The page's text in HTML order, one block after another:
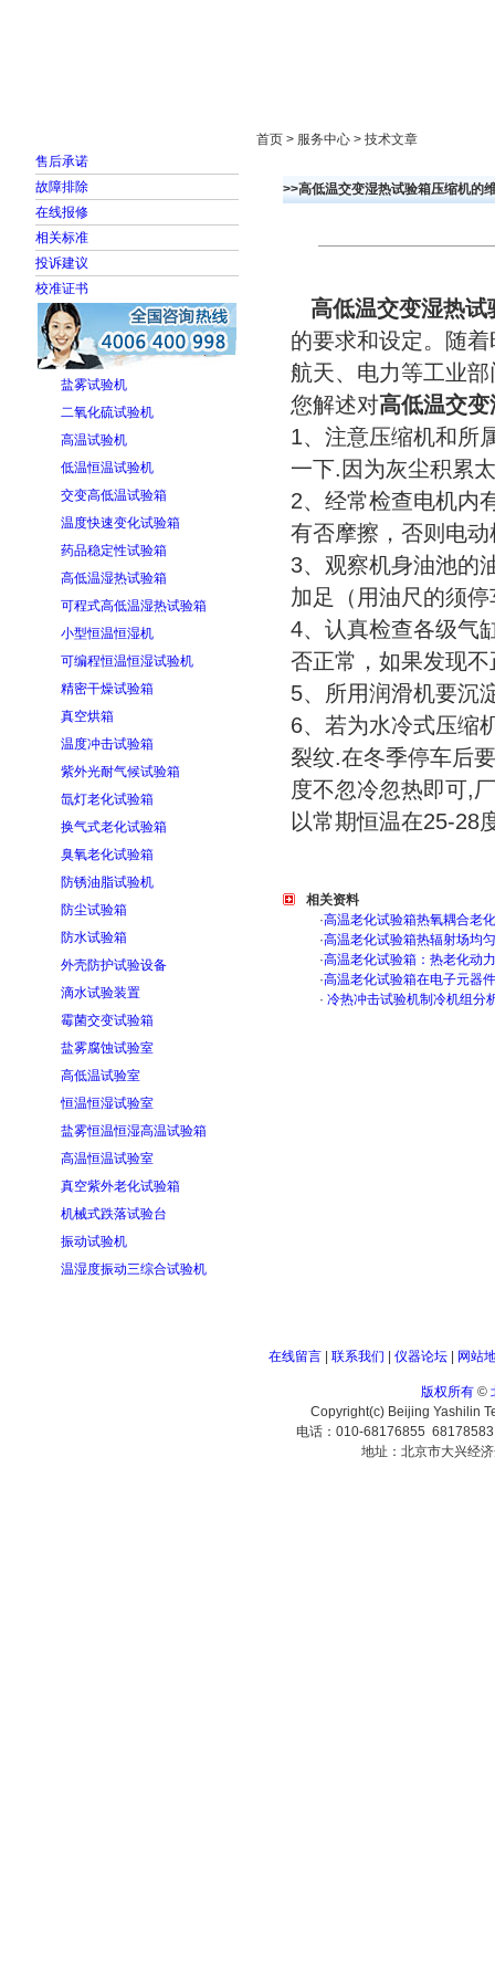
售后承诺
故障排除
在线报修
相关标准
投诉建议
校准证书
盐雾试验机
二氧化硫试验机
高温试验机
低温恒温试验机
交变高低温试验箱
温度快速变化试验箱
药品稳定性试验箱
高低温湿热试验箱
可程式高低温湿热试验箱
小型恒温恒湿机
可编程恒温恒湿试验机
精密干燥试验箱
真空烘箱
温度冲击试验箱
紫外光耐气候试验箱
氙灯老化试验箱
换气式老化试验箱
臭氧老化试验箱
防锈油脂试验机
防尘试验箱
防水试验箱
外壳防护试验设备
滴水试验装置
霉菌交变试验箱
盐雾腐蚀试验室
高低温试验室
恒温恒湿试验室
盐雾恒温恒湿高温试验箱
高温恒温试验室
真空紫外老化试验箱
机械式跌落试验台
振动试验机
温湿度振动三综合试验机
首页 > 服务中心 > 技术文章
>>高低温交变湿热试验箱压缩机的
高低温交变湿热试
的要求和设定。随
航天、电力等工业
您解述对高低温交
1、注意压缩机和所
一下.因为灰尘积累
2、经常检查电机内
有否摩擦，否则电
3、观察机身油池的
加足（用油尺的须
4、认真检查各级气
否正常，如果发现
5、所用润滑机要沉
6、若为水冷式压缩
裂纹.在冬季停车后
度不忽冷忽热即可,
以常期恒温在25-28
相关资料
·高温老化试验箱热氧耦合老
·高温老化试验箱热辐射场均
·高温老化试验箱：热老化动
·高温老化试验箱在电子元器
· 冷热冲击试验机制冷机组分
在线留言| 联系我们 仪器论坛| 网站
版权所有©
Copyright(c) Beijing Yashilin
电话：010-68176855
地址：北京市大兴经